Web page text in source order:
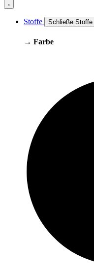
Stoffe Schließe Stoffe
→ Farbe